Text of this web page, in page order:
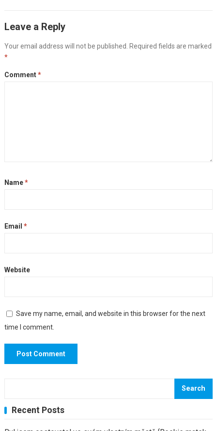
Leave a Reply
Your email address will not be published.
Required fields are marked
*
Comment*
Name*
Email *
Website
Save my name, email, and website in this browser for the next
time I comment.
Search
Recent Posts